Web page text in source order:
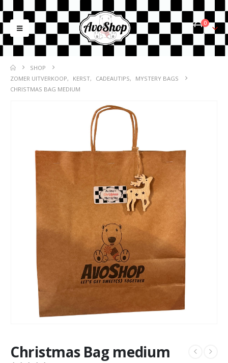
0
SHOP
ZOMER UITVERKOOP, KERST, CADEAUTIPS,
MYSTERY BAGS
CHRISTMAS BAG MEDIUM
Christmas Bag medium